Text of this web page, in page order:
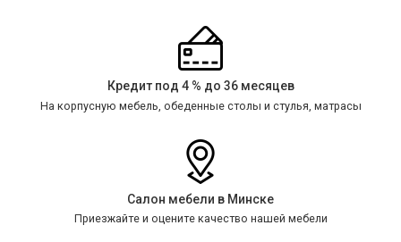
Кредит под 4 % до 36 месяцев
На корпусную мебель, обеденные столы и стулья, матрасы
Салон мебели в Минске
Приезжайте и оцените качество нашей мебели